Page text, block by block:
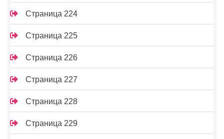
Страница 224
Страница 225
Страница 226
Страница 227
Страница 228
Страница 229